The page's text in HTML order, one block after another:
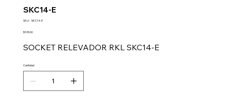
SKC14-E
SKU: SKU
E
SKC14-E
Precio
$105.00
SOCKET RELEVADOR RKL SKC14-E
Cantidad